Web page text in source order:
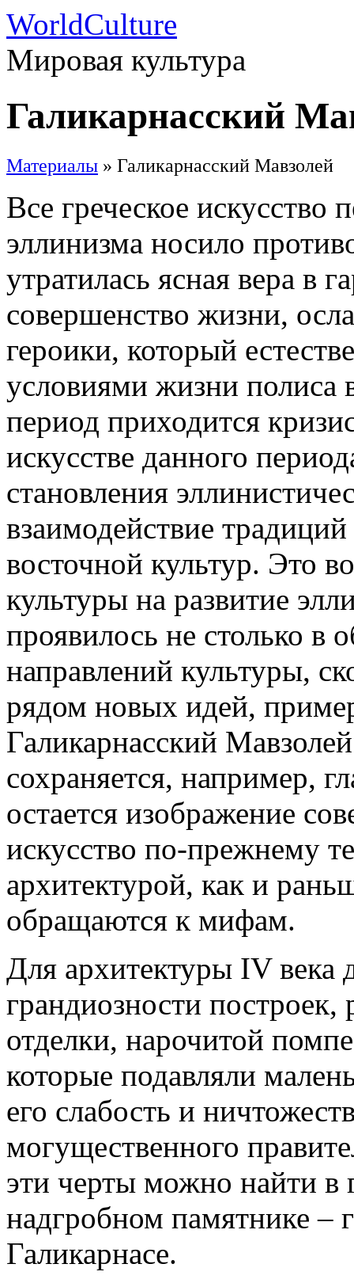
WorldCulture
Мировая культура
Галикарнасский
Материалы » Галикарнасский Мавзолей
Все греческое искусство
эллинизма носило
утратилась ясная вера в
совершенство жизни,
героики, который
условиями жизни полиса
период приходится
искусстве данного
становления
взаимодействие
восточной культур. Это
культуры на развитие
проявилось не столько в
направлений культуры,
рядом новых идей,
Галикарнасский
сохраняется, например,
остается изображение
искусство по-прежнему
архитектурой, как и
обращаются к мифам.
Для архитектуры IV века
грандиозности
отделки, нарочитой
которые подавляли
его слабость и
могущественного
эти черты можно найти в
надгробном памятнике –
Галикарнасе.